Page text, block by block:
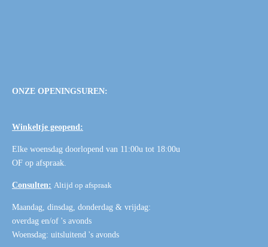
ONZE OPENINGSUREN:
Winkeltje geopend:
Elke woensdag doorlopend van 11:00u tot 18:00u
OF op afspraak.
Consulten: Altijd op afspraak
Maandag, dinsdag, donderdag & vrijdag:
overdag en/of 's avonds
Woensdag: uitsluitend 's avonds